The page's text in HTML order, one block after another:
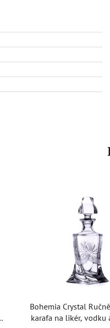
Bohemia Crystal
karafa na likér, vodku